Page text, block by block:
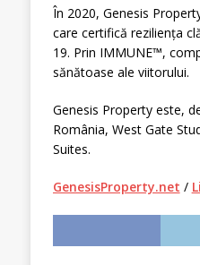
În 2020, Genesis
care certifică reziliența
19. Prin IMMUNE™,
sănătoase ale viitorului.
Genesis Property este,
România, West Gate
Suites.
GenesisProperty.net /